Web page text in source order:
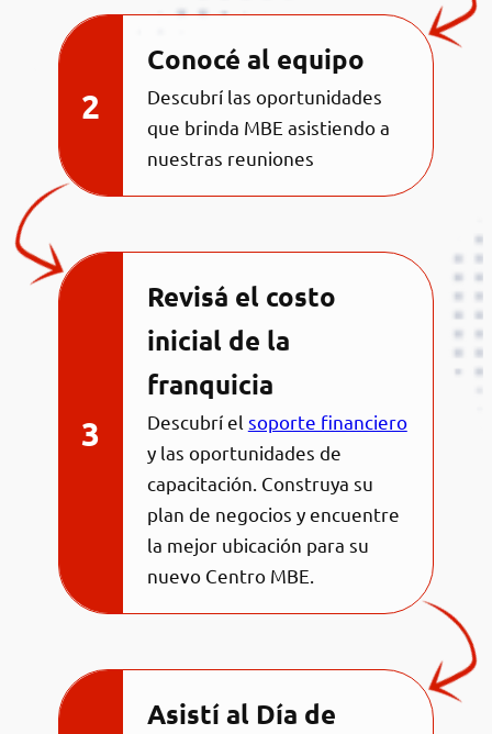
Conocé al equipo
Descubrí las oportunidades
que brinda MBE asistiendo a
nuestras reuniones
Revisá el costo
inicial de la
franquicia
Descubrí el soporte financiero
y las oportunidades de
capacitación. Construya su
plan de negocios y encuentre
la mejor ubicación para su
nuevo Centro MBE.
Asistí al Día de